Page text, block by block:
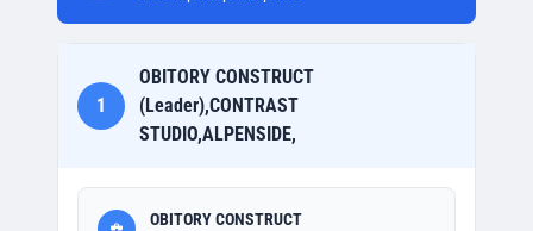
1
OBITORY CONSTRUCT
(Leader),CONTRAST
STUDIO,ALPENSIDE,
OBITORY CONSTRUCT